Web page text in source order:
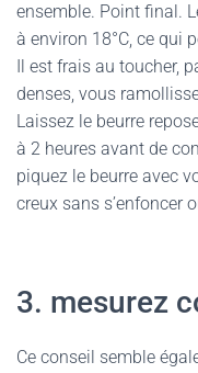
ensemble. Point final.
à environ 18°C, ce qui
Il est frais au toucher,
denses, vous
Laissez le beurre
à 2 heures avant de
piquez le beurre avec
creux sans s’enfoncer
3. mesurez
Ce conseil semble